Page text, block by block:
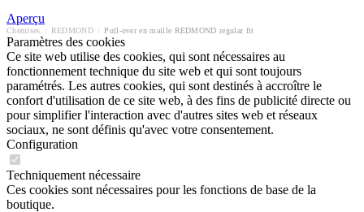
Aperçu
Chemises REDMOND Pull-over en maille REDMOND regular fit
Paramètres des cookies
Ce site web utilise des cookies, qui sont nécessaires au
fonctionnement technique du site web et qui sont toujours
paramétrés. Les autres cookies, qui sont destinés à accroître le
confort d'utilisation de ce site web, à des fins de publicité directe ou
pour simplifier l'interaction avec d'autres sites web et réseaux
sociaux, ne sont définis qu'avec votre consentement.
Configuration
Techniquement nécessaire
Ces cookies sont nécessaires pour les fonctions de base de la
boutique.